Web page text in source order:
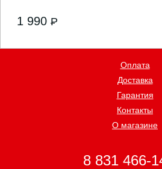
1 990 P
Оплата
Доставка
Гарантия
Контакты
О магазине
8 831 466-